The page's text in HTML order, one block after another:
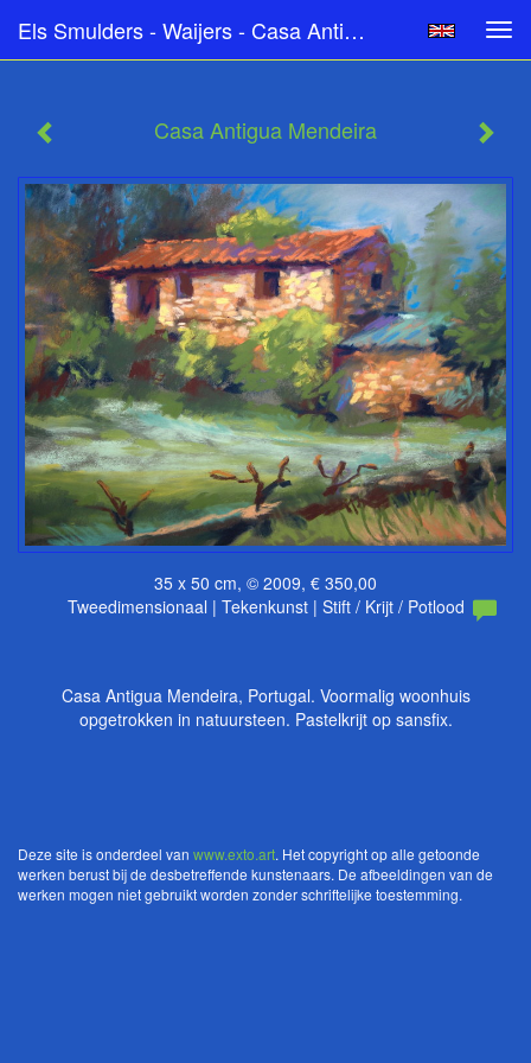
Els Smulders - Waijers - Casa Antigua Mendeira
Casa Antigua Mendeira
35 x 50 cm, © 2009, € 350,00
Tweedimensionaal | Tekenkunst | Stift / Krijt / Potlood
Casa Antigua Mendeira, Portugal. Voormalig woonhuis
opgetrokken in natuursteen. Pastelkrijt op sansfix.
Deze site is onderdeel van www.exto.art. Het copyright op alle getoonde
werken berust bij de desbetreffende kunstenaars. De afbeeldingen van de
werken mogen niet gebruikt worden zonder schriftelijke toestemming.